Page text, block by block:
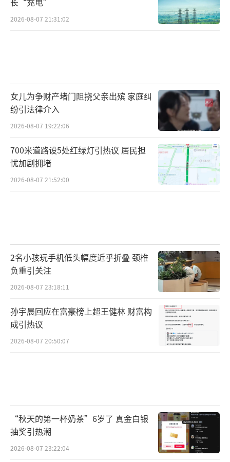
2026-08-07 21:31:02
女儿为争财产堵门阻挠父亲出殡 家庭纠
纷引法律介入
2026-08-07 19:22:06
700米道路设5处红绿灯引热议 居民担
忧加剧拥堵
2026-08-07 21:52:00
2名小孩玩手机低头幅度近乎折叠 颈椎
负重引关注
2026-08-07 23:18:11
孙宇晨回应在富豪榜上超王健林 财富构
成引热议
2026-08-07 20:50:07
“秋天的第一杯奶茶”6岁了 真金白银
抽奖引热潮
2026-08-07 23:22:04